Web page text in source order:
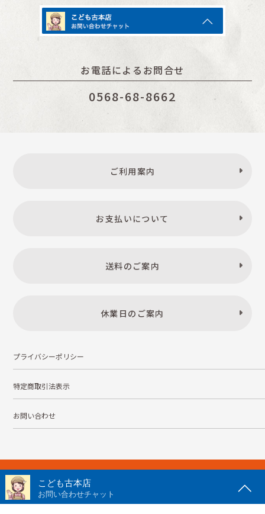
お電話によるお問合せ
0568-68-8662
ご利用案内
お支払いについて
送料のご案内
休業日のご案内
プライバシーポリシー
特定商取引法表示
お問い合わせ
© Kodomofuruhonten. all rights reserved.